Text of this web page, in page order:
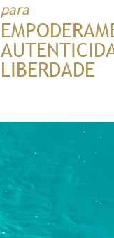
para
LIBERDADE